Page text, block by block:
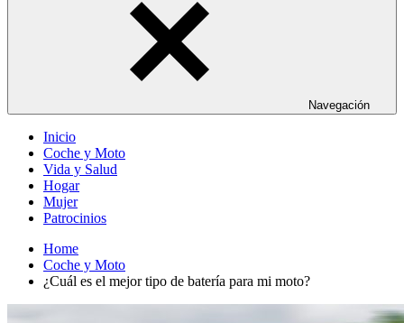
Navegación
Inicio
Coche y Moto
Vida y Salud
Hogar
Mujer
Patrocinios
Home
Coche y Moto
¿Cuál es el mejor tipo de batería para mi moto?